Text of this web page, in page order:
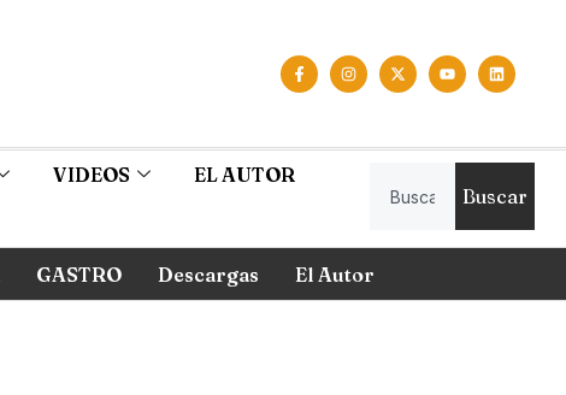
VIDEOS
EL AUTOR
Buscar
GASTRO Descargas El Autor